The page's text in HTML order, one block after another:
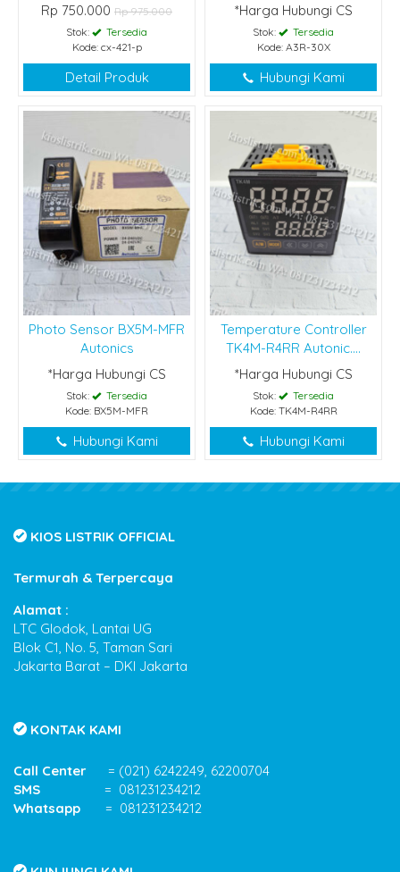
Rp 750.000 Rp 975.000
Stok:
Tersedia
Kode: cx-421-p
Detail Produk
*Harga Hubungi CS
Stok:
Tersedia
Kode: A3R-30X
Hubungi Kami
Photo Sensor BX5M-MFR
Autonics
*Harga Hubungi CS
Stok:
Tersedia
Kode: BX5M-MFR
Hubungi Kami
Temperature Controller
TK4M-R4RR Autonic....
*Harga Hubungi CS
Stok:
Tersedia
Kode: TK4M-R4RR
Hubungi Kami
KIOS LISTRIK OFFICIAL
Termurah & Terpercaya
Alamat :
LTC Glodok, Lantai UG
Blok C1, No. 5, Taman Sari
Jakarta Barat – DKI Jakarta
KONTAK KAMI
Call Center = (021) 6242249, 62200704
SMS = 081231234212
Whatsapp = 081231234212